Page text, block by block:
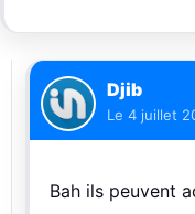
Djib
Le 4 juillet
Bah ils peuvent